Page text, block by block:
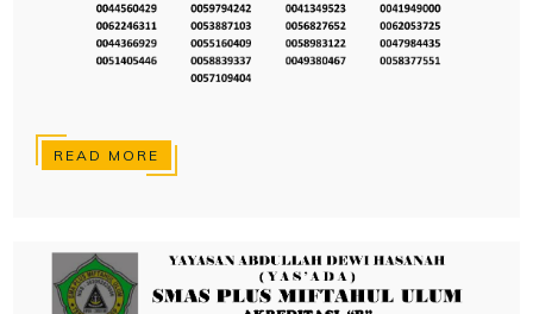
READ MORE